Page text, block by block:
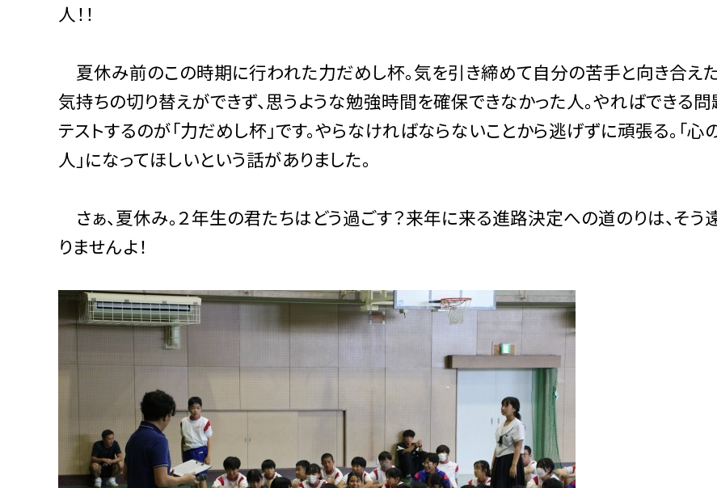
人！！
夏休み前のこの時期に行われた力だめし杯。気を引き締めて自分の苦手と向き合えた
気持ちの切り替えができず、思うような勉強時間を確保できなかった人。やればできる問
テストするのが「力だめし杯」です。やらなければならないことから逃げずに頑張る。「心
人」になってほしいという話がありました。
さぁ、夏休み。２年生の君たちはどう過ごす？来年に来る進路決定への道のりは、そう
りませんよ！